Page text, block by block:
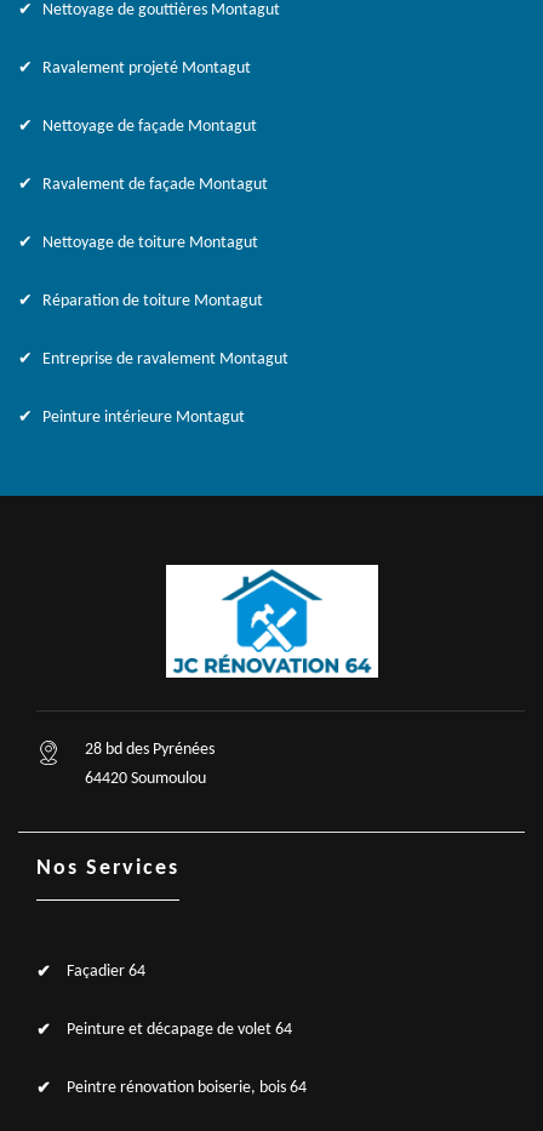
Nettoyage de gouttières Montagut
Ravalement projeté Montagut
Nettoyage de façade Montagut
Ravalement de façade Montagut
Nettoyage de toiture Montagut
Réparation de toiture Montagut
Entreprise de ravalement Montagut
Peinture intérieure Montagut
28 bd des Pyrénées
64420 Soumoulou
Nos Services
Façadier 64
Peinture et décapage de volet 64
Peintre rénovation boiserie, bois 64